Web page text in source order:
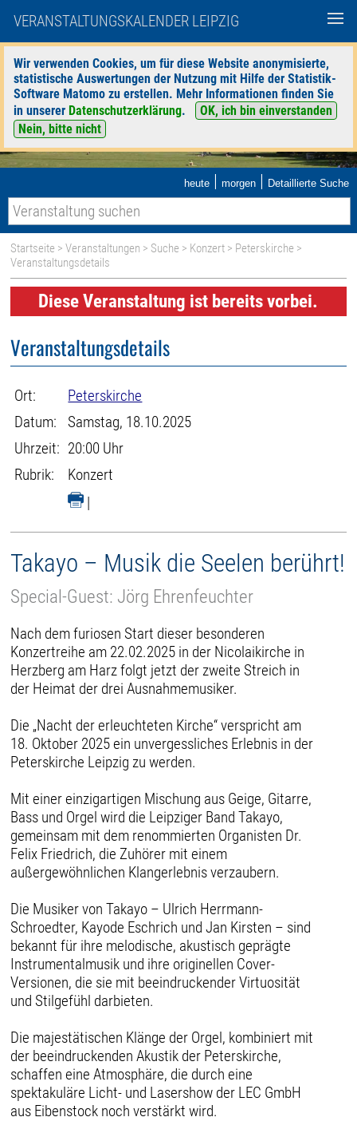
VERANSTALTUNGSKALENDER LEIPZIG
Wir verwenden Cookies, um für diese Website anonymisierte,
statistische Auswertungen der Nutzung mit Hilfe der Statistik-
Software Matomo zu erstellen. Mehr Informationen finden Sie
in unserer Datenschutzerklärung.
OK, ich bin einverstanden
Nein, bitte nicht
heute | morgen | Detaillierte Suche
Startseite >Veranstaltungen > Suche > Konzert > Peterskirche >
Veranstaltungsdetails
Diese Veranstaltung ist bereits vorbei.
Veranstaltungsdetails
Ort:
Peterskirche
Datum:
Samstag, 18.10.2025
Uhrzeit: 20:00 Uhr
Rubrik:
Konzert
|
Takayo – Musik die Seelen berührt!
Special-Guest: Jörg Ehrenfeuchter
Nach dem furiosen Start dieser besonderen
Konzertreihe am 22.02.2025 in der Nicolaikirche in
Herzberg am Harz folgt jetzt der zweite Streich in
der Heimat der drei Ausnahmemusiker.
Die „Nacht der erleuchteten Kirche“ verspricht am
18. Oktober 2025 ein unvergessliches Erlebnis in der
Peterskirche Leipzig zu werden.
Mit einer einzigartigen Mischung aus Geige, Gitarre,
Bass und Orgel wird die Leipziger Band Takayo,
gemeinsam mit dem renommierten Organisten Dr.
Felix Friedrich, die Zuhörer mit einem
außergewöhnlichen Klangerlebnis verzaubern.
Die Musiker von Takayo – Ulrich Herrmann-
Schroedter, Kayode Eschrich und Jan Kirsten – sind
bekannt für ihre melodische, akustisch geprägte
Instrumentalmusik und ihre originellen Cover-
Versionen, die sie mit beeindruckender Virtuosität
und Stilgefühl darbieten.
Die majestätischen Klänge der Orgel, kombiniert mit
der beeindruckenden Akustik der Peterskirche,
schaffen eine Atmosphäre, die durch eine
spektakuläre Licht- und Lasershow der LEC GmbH
aus Eibenstock noch verstärkt wird.